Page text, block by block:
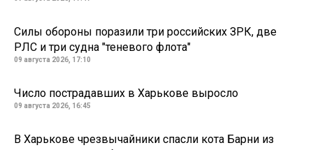
Силы обороны поразили три российских ЗРК, две
РЛС и три судна "теневого флота"
09 августа 2026, 17:10
Число пострадавших в Харькове выросло
09 августа 2026, 16:45
В Харькове чрезвычайники спасли кота Барни из